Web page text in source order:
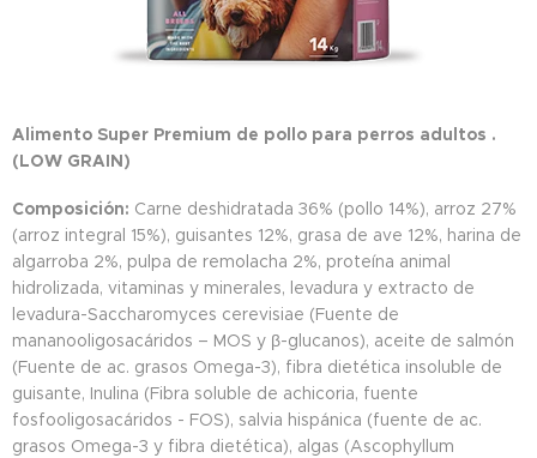
Alimento Super Premium de pollo para perros adultos .
(LOW GRAIN)
Composición: Carne deshidratada 36% (pollo 14%), arroz 27%
(arroz integral 15%), guisantes 12%, grasa de ave 12%, harina de
algarroba 2%, pulpa de remolacha 2%, proteína animal
hidrolizada, vitaminas y minerales, levadura y extracto de
levadura-Saccharomyces cerevisiae (Fuente de
mananooligosacáridos – MOS y β-glucanos), aceite de salmón
(Fuente de ac. grasos Omega-3), fibra dietética insoluble de
guisante, Inulina (Fibra soluble de achicoria, fuente
fosfooligosacáridos - FOS), salvia hispánica (fuente de ac.
grasos Omega-3 y fibra dietética), algas (Ascophyllum